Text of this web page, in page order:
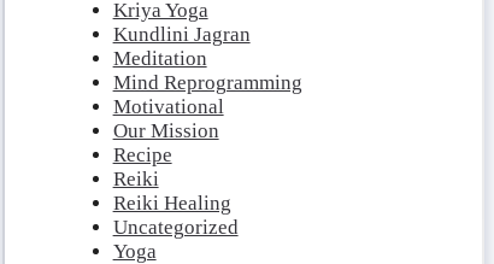
Kriya Yoga
Kundlini Jagran
Meditation
Mind Reprogramming
Motivational
Our Mission
Recipe
Reiki
Reiki Healing
Uncategorized
Yoga